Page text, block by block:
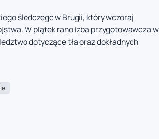
śledczego w Brugii, który wczoraj
W piątek rano izba przygotowawcza w
dotyczące tła oraz dokładnych